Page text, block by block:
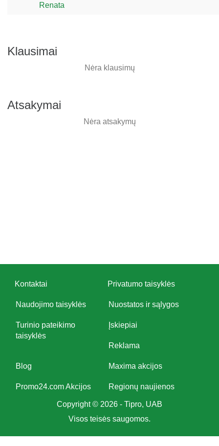
Renata
Klausimai
Nėra klausimų
Atsakymai
Nėra atsakymų
Kontaktai Privatumo taisyklės
Naudojimo taisyklės Nuostatos ir sąlygos
Turinio pateikimo
taisyklės
Įskiepiai
Reklama
Blog Maxima akcijos
Promo24.com Akcijos Regionų naujienos
Copyright © 2026 - Tipro, UAB
Visos teisės saugomos.